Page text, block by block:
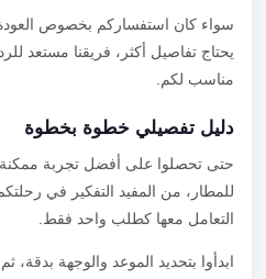
سواء كان استفساركم بخصوص العودة
يحتاج تفاصيل أكثر، فريقنا مستعد
مناسب لكم.
دليل تفصيلي خطوة بخطوة
حتى تحصلوا على أفضل تجربة ممكنة
للمطار، من المفيد التفكير في
التعامل معها كطلب واحد فقط.
ابدأوا بتحديد الموعد والوجهة بدقة،